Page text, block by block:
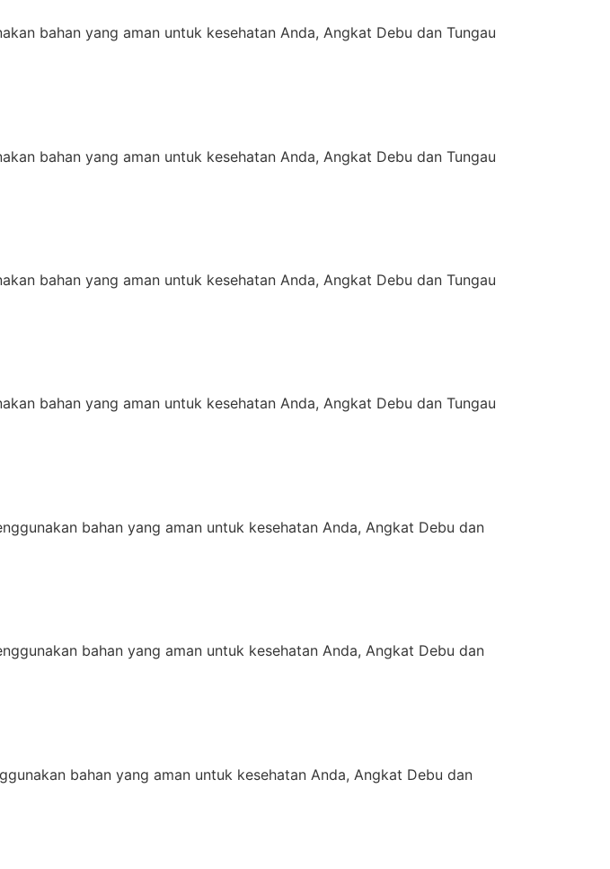
bahan yang aman untuk kesehatan Anda, Angkat Debu dan Tungau
bahan yang aman untuk kesehatan Anda, Angkat Debu dan Tungau
bahan yang aman untuk kesehatan Anda, Angkat Debu dan Tungau
bahan yang aman untuk kesehatan Anda, Angkat Debu dan Tungau
bahan yang aman untuk kesehatan Anda, Angkat Debu dan
bahan yang aman untuk kesehatan Anda, Angkat Debu dan
bahan yang aman untuk kesehatan Anda, Angkat Debu dan